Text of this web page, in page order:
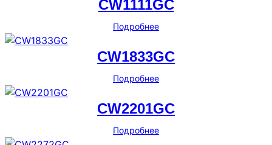
CW1111GC
Подробнее
CW1833GC
Подробнее
CW2201GC
Подробнее